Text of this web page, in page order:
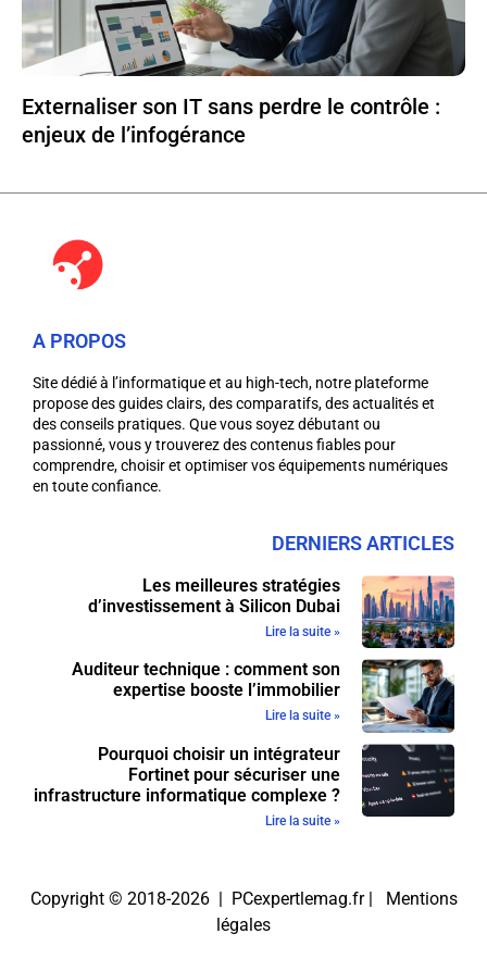
Externaliser son IT sans perdre le contrôle :
enjeux de l’infogérance
A PROPOS
Site dédié à l’informatique et au high-tech, notre plateforme
propose des guides clairs, des comparatifs, des actualités et
des conseils pratiques. Que vous soyez débutant ou
passionné, vous y trouverez des contenus fiables pour
comprendre, choisir et optimiser vos équipements numériques
en toute confiance.
DERNIERS ARTICLES
Les meilleures stratégies
d’investissement à Silicon Dubai
Lire la suite »
Auditeur technique : comment son
expertise booste l’immobilier
Lire la suite »
Pourquoi choisir un intégrateur
Fortinet pour sécuriser une
infrastructure informatique complexe ?
Lire la suite »
Copyright © 2018-2026 | PCexpertlemag.fr | Mentions
légales